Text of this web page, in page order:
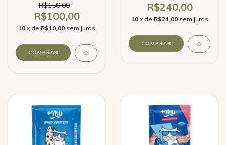
R$150,00
R$100,00
10 x de R$10,00 sem juros
R$240,00
10 x de R$24,00 sem juros
COMPRAR